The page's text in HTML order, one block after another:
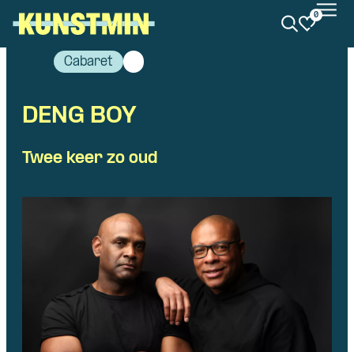
Skip navigatie
0
Cabaret
DENG BOY
Twee keer zo oud